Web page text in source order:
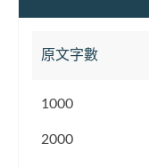
原文字數
1000
2000